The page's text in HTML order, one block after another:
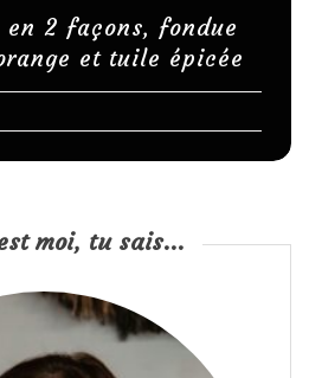
2 façons, fondue
et tuile épicée
moi, tu sais...